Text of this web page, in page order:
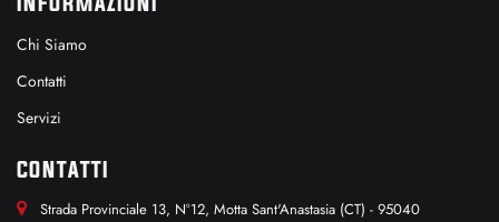
Chi Siamo
Contatti
Servizi
CONTATTI
Strada Provinciale 13, N°12, Motta Sant'Anastasia (CT) - 95040